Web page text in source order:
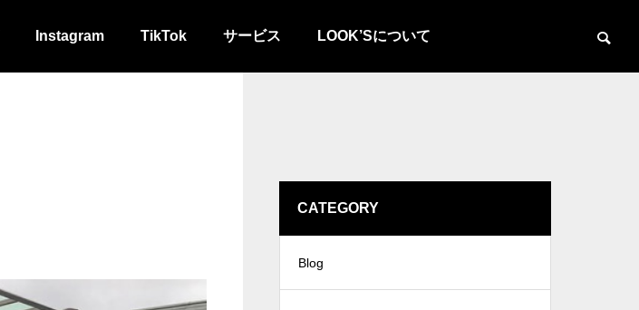
Instagram TikTok サービス LOOK’Sについて
CATEGORY
Blog